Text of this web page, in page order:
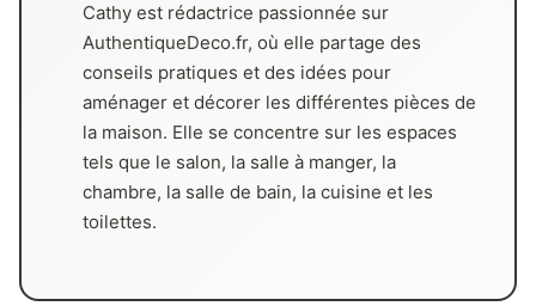
Cathy est rédactrice passionnée sur
AuthentiqueDeco.fr, où elle partage des
conseils pratiques et des idées pour
aménager et décorer les différentes pièces de
la maison. Elle se concentre sur les espaces
tels que le salon, la salle à manger, la
chambre, la salle de bain, la cuisine et les
toilettes.